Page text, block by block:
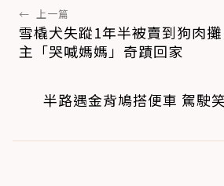
← 上一篇
雪橇犬失蹤1年半被賣到狗肉
主「哭喊媽媽」奇蹟回家
半路遇金背鳩搭便車 駕駛